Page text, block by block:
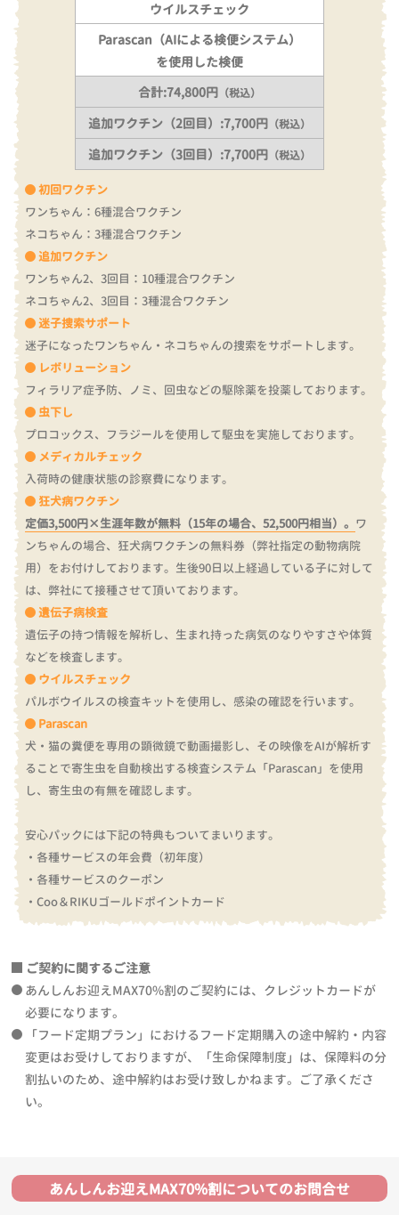
初回ワクチン
ワンちゃん：6種混合ワクチン
ネコちゃん：3種混合ワクチン
追加ワクチン
ワンちゃん2、3回目：10種混合ワクチン
ネコちゃん2、3回目：3種混合ワクチン
迷子捜索サポート
迷子になったワンちゃん・ネコちゃんの捜索をサポートします。
レボリューション
フィラリア症予防、ノミ、回虫などの駆除薬を投薬しております。
虫下し
プロコックス、フラジールを使用して駆虫を実施しております。
メディカルチェック
入荷時の健康状態の診察費になります。
狂犬病ワクチン
定価3,500円×生涯年数が無料（15年の場合、52,500円相当）。 ワ
ンちゃんの場合、狂犬病ワクチンの無料券（弊社指定の動物病院
用）をお付けしております。 生後90日以上経過している子に対して
は、弊社にて接種させて頂いております。
遺伝子病検査
遺伝子の持つ情報を解析し、生まれ持った病気のなりやすさや体質
などを検査します。
ウイルスチェック
パルボウイルスの検査キットを使用し、感染の確認を行います。
Parascan
犬・猫の糞便を専用の顕微鏡で動画撮影し、その映像をAIが解析す
ることで寄生虫を自動検出する検査システム「Parascan」を使用
し、寄生虫の有無を確認します。
安心パックには下記の特典もついてまいります。
・各種サービスの年会費（初年度）
・各種サービスのクーポン
・Coo＆RIKUゴールドポイントカード
ウイルスチェック
Parascan（AIによる検便システム）
を使用した検便
合計:74,800円 （税込）
追加ワクチン（2回目）:7,700円 （税込）
追加ワクチン（3回目）:7,700円 （税込）
ご契約に関するご注意
あんしんお迎えMAX70%割のご契約には、クレジットカードが
必要になります。
「フード定期プラン」におけるフード定期購入の途中解約・内容
変更はお受けしておりますが、「生命保障制度」は、保障料の分
割払いのため、途中解約はお受け致しかねます。ご了承くださ
い。
あんしんお迎えMAX70%割についてのお問合せ